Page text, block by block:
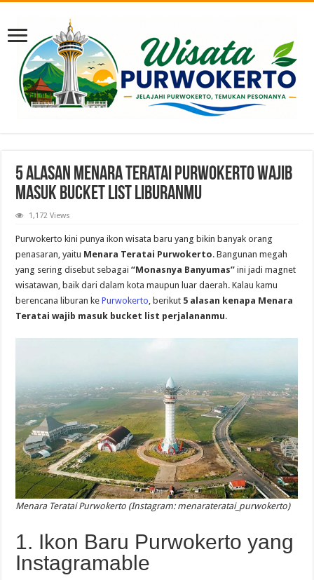
5 Alasan Menara Teratai Purwokerto Wajib
Masuk Bucket List Liburanmu
1,172 Views
Purwokerto kini punya ikon wisata baru yang bikin banyak orang
penasaran, yaitu Menara Teratai Purwokerto. Bangunan megah
yang sering disebut sebagai“Monasnya Banyumas” ini jadi magnet
wisatawan, baik dari dalam kota maupun luar daerah. Kalau kamu
berencana liburan kePurwokerto, berikut 5 alasan kenapa Menara
Teratai wajib masuk bucket list perjalananmu.
Menara Teratai Purwokerto (Instagram: menarateratai_purwokerto)
1. Ikon Baru Purwokerto yang
Instagramable